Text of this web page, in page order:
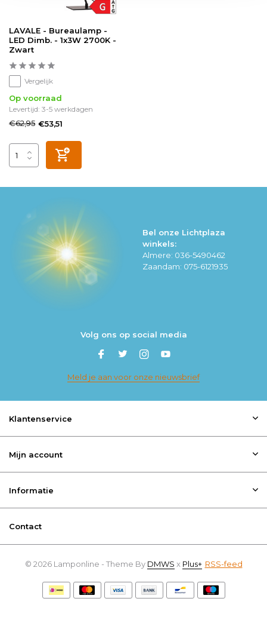
LAVALE - Bureaulamp -
LED Dimb. - 1x3W 2700K -
Zwart
Vergelijk
Op voorraad
Levertijd: 3-5 werkdagen
€62,95 €53,51
Bel onze Lichtplaza
winkels:
Almere: 036-5490462
Zaandam: 075-6121935
Volg ons op social media
Meld je aan voor onze nieuwsbrief
Klantenservice
Mijn account
Informatie
Contact
© 2026 Lamponline - Theme By DMWS x Plus+ RSS-feed